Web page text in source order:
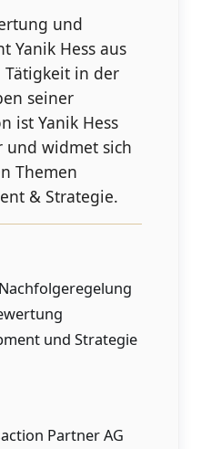
und
Yanik Hess aus
in der
seiner
ist Yanik Hess
und widmet sich
Themen
& Strategie.
und Strategie
Partner AG